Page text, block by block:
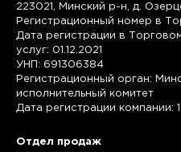
223021, Минский р-н, д.
Регистрационный номер в
Дата регистрации в
услуг: 01.12.2021
УНП: 691306384
Регистрационный орган:
исполнительный комитет
Дата регистрации компании:
Отдел продаж